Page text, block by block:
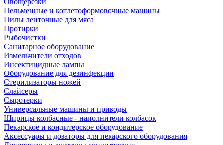
Овощерезки
Пельменные и котлетоформовочные машины
Пилы ленточные для мяса
Протирки
Рыбочистки
Санитарное оборудование
Измельчители отходов
Инсектицидные лампы
Оборудование для дезинфекции
Стерилизаторы ножей
Слайсеры
Сыротерки
Универсальные машины и приводы
Шприцы колбасные - наполнители колбасок
Пекарское и кондитерское оборудование
Аксессуары и дозаторы для пекарского оборудования